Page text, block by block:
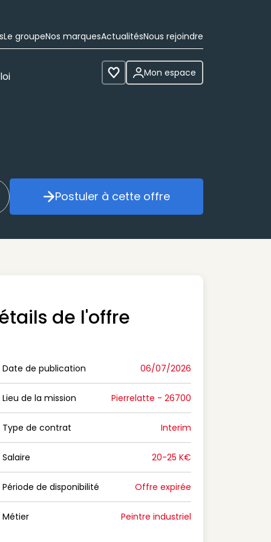
Le groupeNos marquesActualitésNous rejoindre
Voir les favoris
Mon espace
mon alerte Postuler à cette offre
Postuler à cette offre
de l'offre
Date de publication
Date de publication 06/07/2026
Lieu de la mission
Lieu de la mission Pierrelatte - 26700
Type de contrat
Type de contrat Interim
Salaire
Salaire 20-25 K€
Période de disponibilité
Période de disponibilité Offre expirée
Métier Peintre industriel